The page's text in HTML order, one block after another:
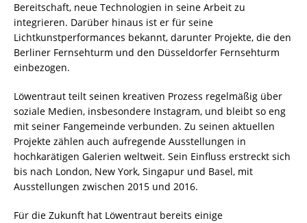
Bereitschaft, neue Technologien in seine Arbeit zu
integrieren. Darüber hinaus ist er für seine
Lichtkunstperformances bekannt, darunter Projekte, die den
Berliner Fernsehturm und den Düsseldorfer Fernsehturm
einbezogen.
Löwentraut teilt seinen kreativen Prozess regelmäßig über
soziale Medien, insbesondere Instagram, und bleibt so eng
mit seiner Fangemeinde verbunden. Zu seinen aktuellen
Projekte zählen auch aufregende Ausstellungen in
hochkarätigen Galerien weltweit. Sein Einfluss erstreckt sich
bis nach London, New York, Singapur und Basel, mit
Ausstellungen zwischen 2015 und 2016.
Für die Zukunft hat Löwentraut bereits einige